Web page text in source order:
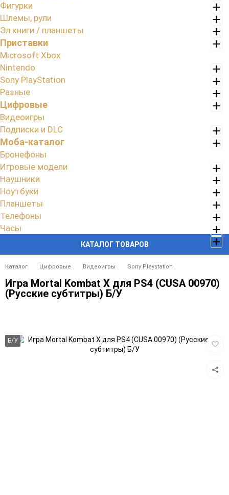
КАТАЛОГ ТОВАРОВ
Фигурки
Шлемы, рули
Эл.книги / планшеты
Приставки
Microsoft Xbox
Nintendo
Sony PlayStation
Разные
Цифровые
Видеоигры
Подписки и DLC
Моба-каталог
Бронефоны
Игровые модели
Наушники
Ноутбуки
Планшеты
Телефоны
Часы
Каталог Цифровые Видеоигры Sony Playstation
Игра Mortal Kombat X для PS4 (CUSA 00970)
(Русские субтитры) Б/У
Б/У